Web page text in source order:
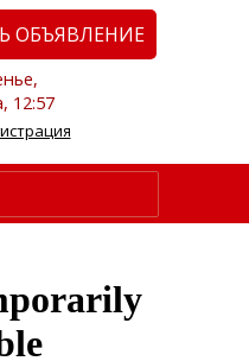
ОБЪЯВЛЕНИЕ
12:57